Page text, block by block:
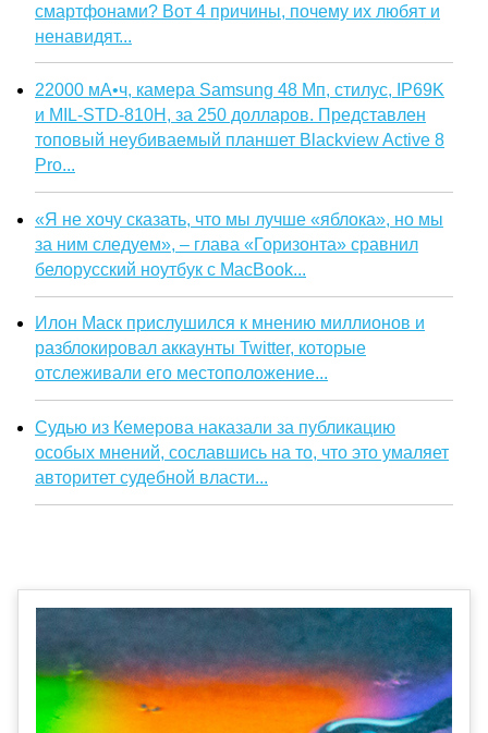
смартфонами? Вот 4 причины, почему их любят и
ненавидят...
22000 мА•ч, камера Samsung 48 Мп, стилус, IP69K
и MIL-STD-810H, за 250 долларов. Представлен
топовый неубиваемый планшет Blackview Active 8
Pro...
«Я не хочу сказать, что мы лучше «яблока», но мы
за ним следуем», – глава «Горизонта» сравнил
белорусский ноутбук с MacBook...
Илон Маск прислушился к мнению миллионов и
разблокировал аккаунты Twitter, которые
отслеживали его местоположение...
Судью из Кемерова наказали за публикацию
особых мнений, сославшись на то, что это умаляет
авторитет судебной власти...